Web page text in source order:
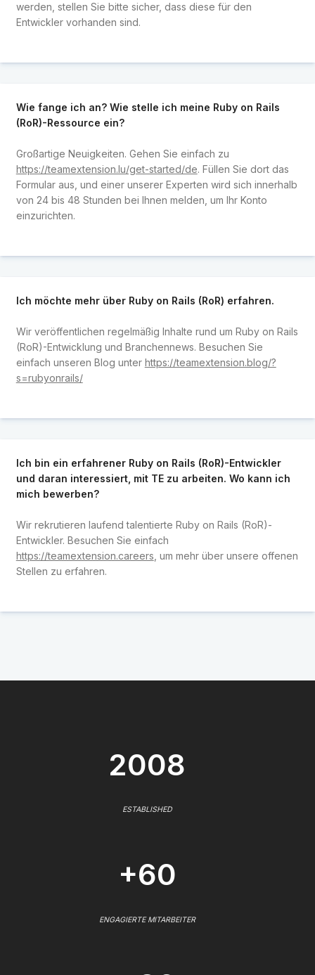
werden, stellen Sie bitte sicher, dass diese für den
Entwickler vorhanden sind.
Wie fange ich an? Wie stelle ich meine Ruby on Rails
(RoR)-Ressource ein?
Großartige Neuigkeiten. Gehen Sie einfach zu
https://teamextension.lu/get-started/de. Füllen Sie dort das
Formular aus, und einer unserer Experten wird sich innerhalb
von 24 bis 48 Stunden bei Ihnen melden, um Ihr Konto
einzurichten.
Ich möchte mehr über Ruby on Rails (RoR) erfahren.
Wir veröffentlichen regelmäßig Inhalte rund um Ruby on Rails
(RoR)-Entwicklung und Branchennews. Besuchen Sie
einfach unseren Blog unter https://teamextension.blog/?
s=rubyonrails/
Ich bin ein erfahrener Ruby on Rails (RoR)-Entwickler
und daran interessiert, mit TE zu arbeiten. Wo kann ich
mich bewerben?
Wir rekrutieren laufend talentierte Ruby on Rails (RoR)-
Entwickler. Besuchen Sie einfach
https://teamextension.careers , um mehr über unsere offenen
Stellen zu erfahren.
2008
ESTABLISHED
+60
ENGAGIERTE MITARBEITER